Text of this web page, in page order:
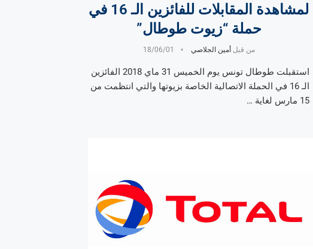
لمشاهدة المقابلات للفائزين الـ 16 في
حملة “زيوت طوطال”
من قبلأمين الجلاصي 18/06/01
استقبلت طوطال تونس يوم الخميس 31 ماي 2018 الفائزين
الـ 16 في الحملة الاتصالية الخاصة بزيوتها والتي انتظمت من
15 مارس لغاية …